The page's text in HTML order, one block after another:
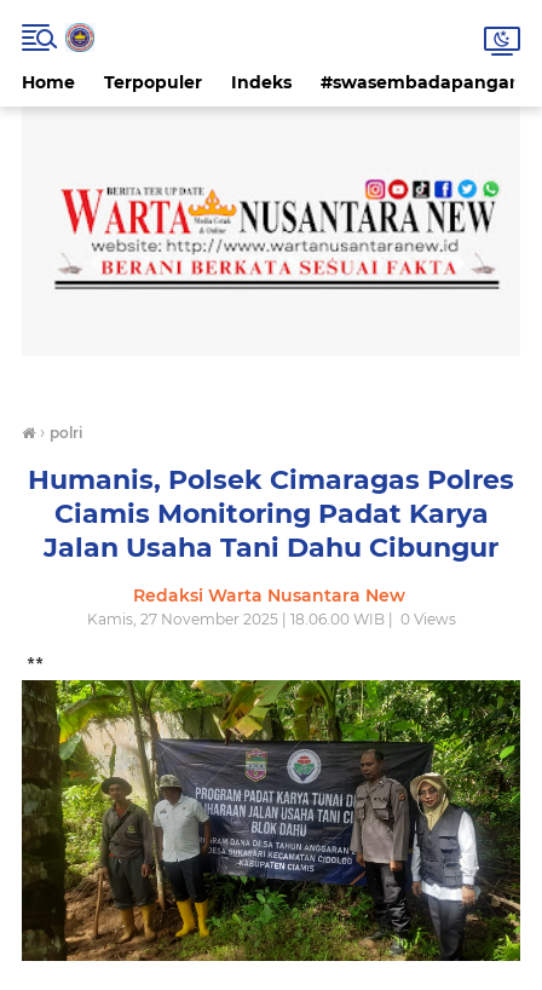
Home Terpopuler Indeks #swasembadapangan
› polri
Humanis, Polsek Cimaragas Polres
Ciamis Monitoring Padat Karya
Jalan Usaha Tani Dahu Cibungur
Redaksi Warta Nusantara New
Kamis, 27 November 2025 | 18.06.00 WIB | 0Views
**